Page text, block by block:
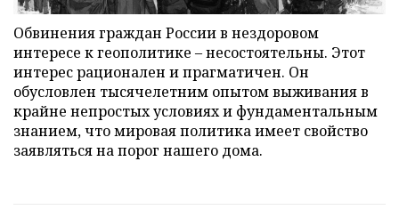
Обвинения граждан России в нездоровом
интересе к геополитике – несостоятельны. Этот
интерес рационален и прагматичен. Он
обусловлен тысячелетним опытом выживания в
крайне непростых условиях и фундаментальным
знанием, что мировая политика имеет свойство
заявляться на порог нашего дома.